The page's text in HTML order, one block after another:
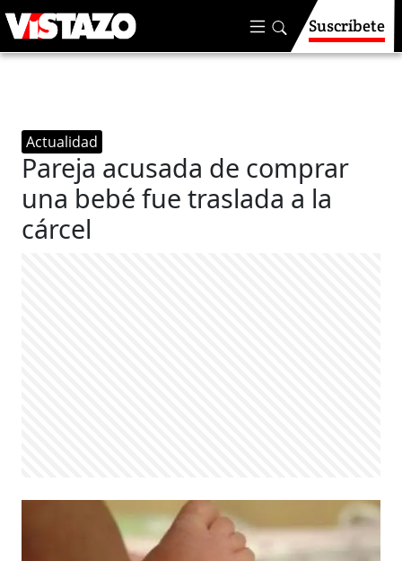
Suscríbete
Actualidad
Pareja acusada de comprar
una bebé fue traslada a la
cárcel